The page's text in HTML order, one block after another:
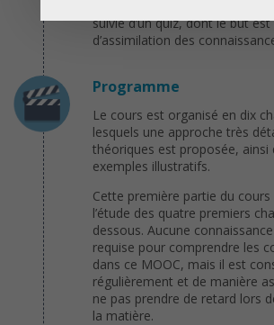
par étape. Finalement,
suivie d’un quiz, dont le but
d’assimilation des
Programme
Le cours est organisé en dix
lesquels une approche très
théoriques est proposée, ainsi
exemples illustratifs.
Cette première partie du
l’étude des quatre premiers
dessous. Aucune
requise pour comprendre les
dans ce MOOC, mais il est
régulièrement et de manière
ne pas prendre de retard lors
la matière.